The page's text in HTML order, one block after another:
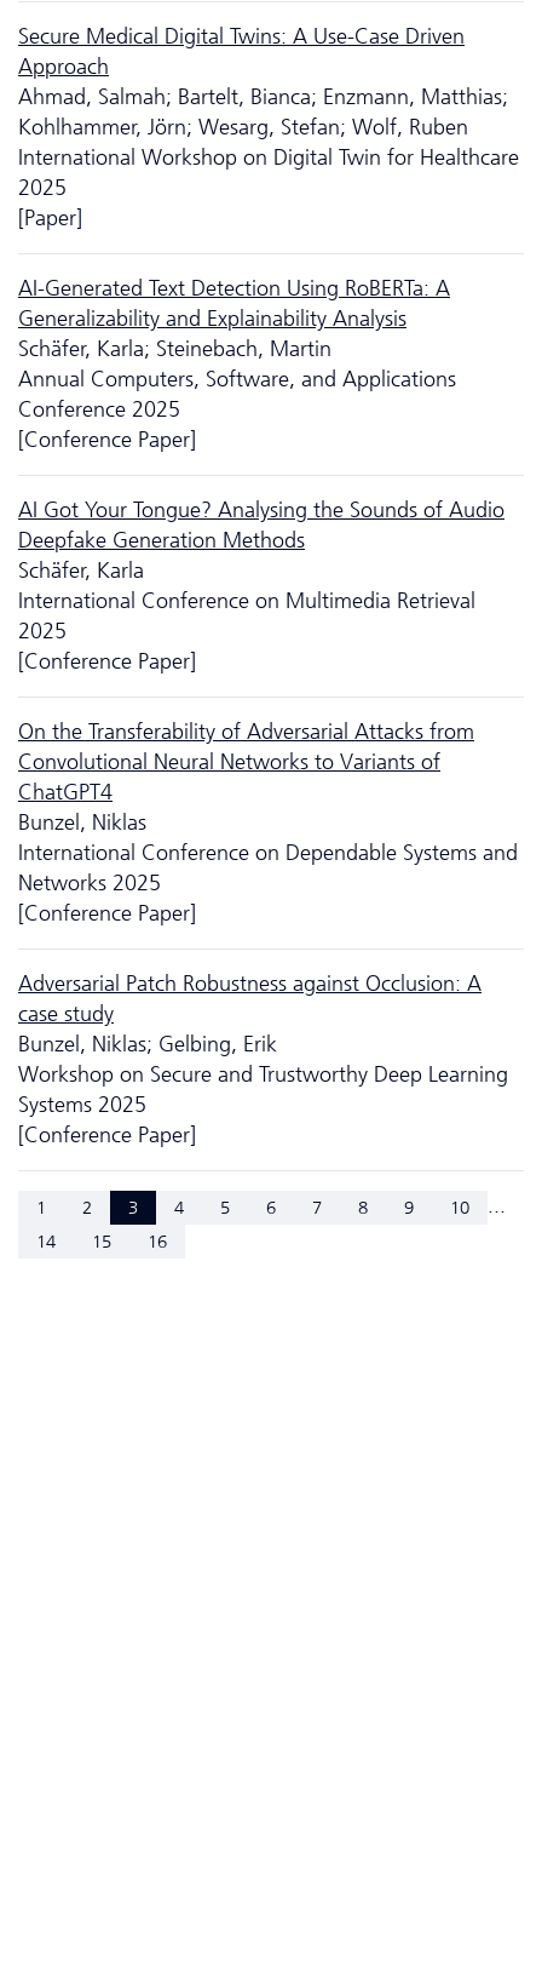
Secure Medical Digital Twins: A Use-Case Driven
Approach
Ahmad, Salmah; Bartelt, Bianca; Enzmann, Matthias;
Kohlhammer, Jörn; Wesarg, Stefan; Wolf, Ruben
International Workshop on Digital Twin for Healthcare
2025
[Paper]
AI-Generated Text Detection Using RoBERTa: A
Generalizability and Explainability Analysis
Schäfer, Karla; Steinebach, Martin
Annual Computers, Software, and Applications
Conference 2025
[Conference Paper]
AI Got Your Tongue? Analysing the Sounds of Audio
Deepfake Generation Methods
Schäfer, Karla
International Conference on Multimedia Retrieval
2025
[Conference Paper]
On the Transferability of Adversarial Attacks from
Convolutional Neural Networks to Variants of
ChatGPT4
Bunzel, Niklas
International Conference on Dependable Systems and
Networks 2025
[Conference Paper]
Adversarial Patch Robustness against Occlusion: A
case study
Bunzel, Niklas; Gelbing, Erik
Workshop on Secure and Trustworthy Deep Learning
Systems 2025
[Conference Paper]
1 2 3 4 5 6 7 8 9 10 ...
14 15 16